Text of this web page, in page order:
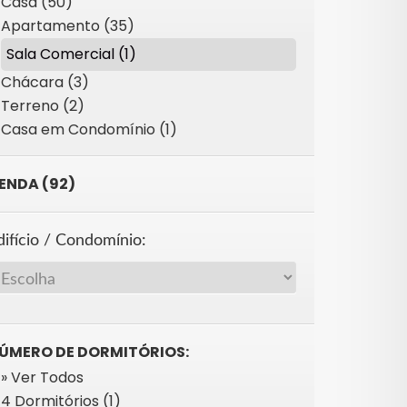
Apartamento (35)
Sala Comercial (1)
Chácara (3)
Terreno (2)
Casa em Condomínio (1)
(92)
/ Condomínio:
DE DORMITÓRIOS:
» Ver Todos
4 Dormitórios (1)